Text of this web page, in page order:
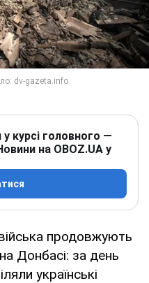
курсі головного —
на OBOZ.UA у
продовжують
Донбасі: за день
українські